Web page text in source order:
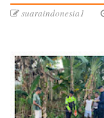
suaraindonesia1